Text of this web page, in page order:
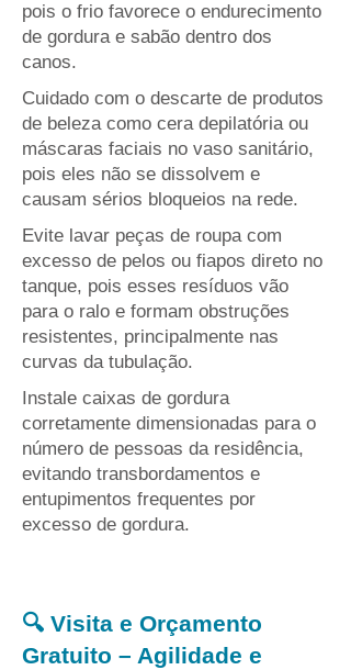
pois o frio favorece o endurecimento
de gordura e sabão dentro dos
canos.
Cuidado com o descarte de produtos
de beleza como cera depilatória ou
máscaras faciais no vaso sanitário,
pois eles não se dissolvem e
causam sérios bloqueios na rede.
Evite lavar peças de roupa com
excesso de pelos ou fiapos direto no
tanque, pois esses resíduos vão
para o ralo e formam obstruções
resistentes, principalmente nas
curvas da tubulação.
Instale caixas de gordura
corretamente dimensionadas para o
número de pessoas da residência,
evitando transbordamentos e
entupimentos frequentes por
excesso de gordura.
🔍 Visita e Orçamento
Gratuito – Agilidade e